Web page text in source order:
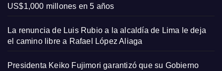
US$1,000 millones en 5 años
La renuncia de Luis Rubio a la alcaldía de Lima le deja
el camino libre a Rafael López Aliaga
Presidenta Keiko Fujimori garantizó que su Gobierno